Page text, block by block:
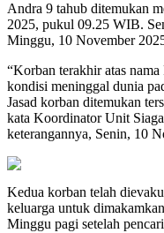
Andra 9 tahub ditemukan
2025, pukul 09.25 WIB.
Minggu, 10 November
“Korban terakhir atas
kondisi meninggal dunia
Jasad korban ditemukan
kata Koordinator Unit
keterangannya, Senin, 10
Kedua korban telah
keluarga untuk
Minggu pagi setelah